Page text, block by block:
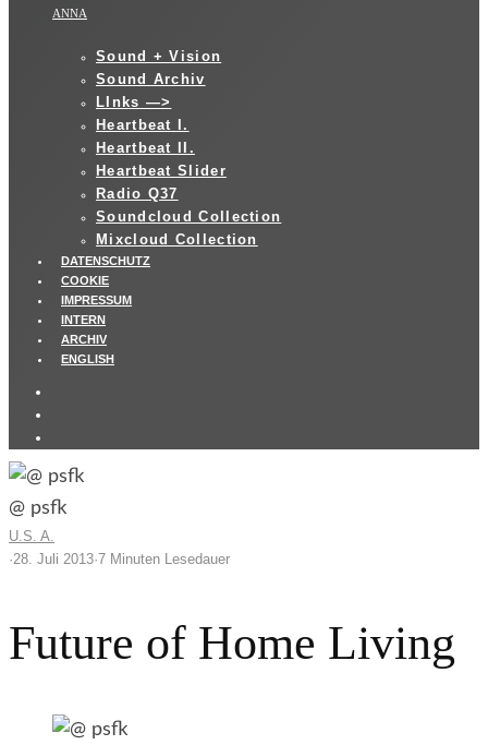
ANNA
Sound + Vision
Sound Archiv
LInks —>
Heartbeat I.
Heartbeat II.
Heartbeat Slider
Radio Q37
Soundcloud Collection
Mixcloud Collection
DATENSCHUTZ
COOKIE
IMPRESSUM
INTERN
ARCHIV
ENGLISH
@ psfk
U.S. A.
·28. Juli 2013·7 Minuten Lesedauer
Future of Home Living